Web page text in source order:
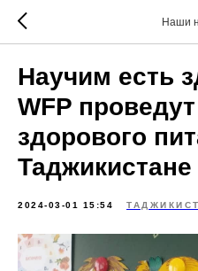
Наши
Научим есть
WFP
здорового
Таджикистане
2024-03-01 15:54